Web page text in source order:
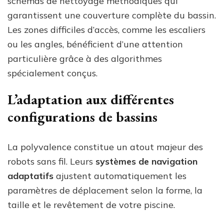
garantissent une couverture complète du bassin.
Les zones difficiles d’accès, comme les escaliers
ou les angles, bénéficient d’une attention
particulière grâce à des algorithmes
spécialement conçus.
L’adaptation aux différentes
configurations de bassins
La polyvalence constitue un atout majeur des
robots sans fil. Leurs systèmes de navigation
adaptatifs ajustent automatiquement les
paramètres de déplacement selon la forme, la
taille et le revêtement de votre piscine.